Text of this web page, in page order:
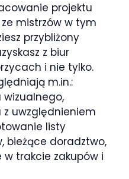
projektu
mistrzów w tym
przybliżony
z biur
i nie tylko.
m.in.:
uwzględnieniem
listy
bieżące doradztwo,
trakcie zakupów i